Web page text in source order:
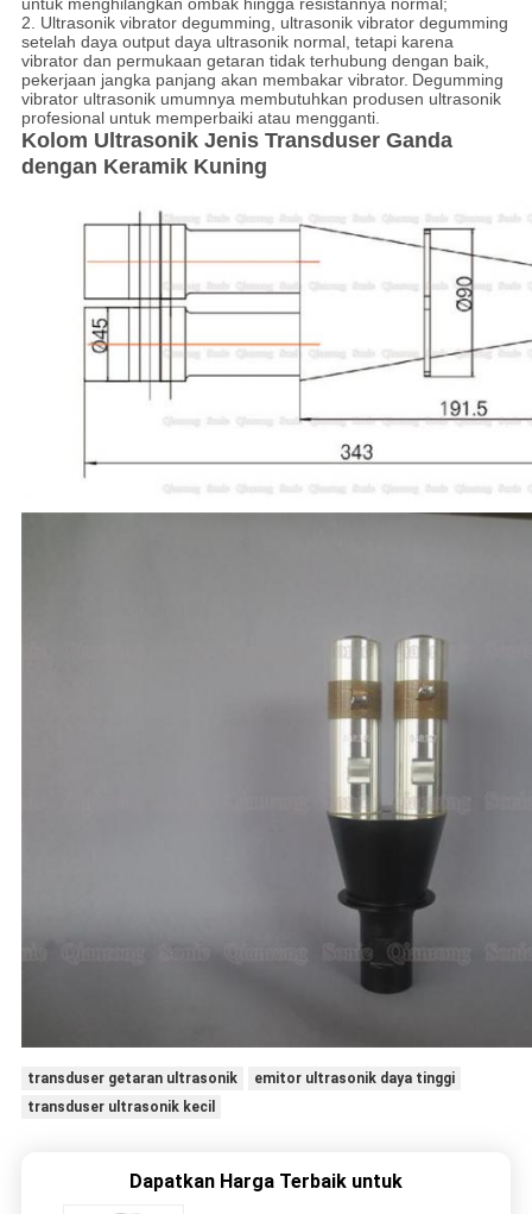
untuk menghilangkan ombak hingga resistannya normal;
2. Ultrasonik vibrator degumming, ultrasonik vibrator degumming
setelah daya output daya ultrasonik normal, tetapi karena
vibrator dan permukaan getaran tidak terhubung dengan baik,
pekerjaan jangka panjang akan membakar vibrator. Degumming
vibrator ultrasonik umumnya membutuhkan produsen ultrasonik
profesional untuk memperbaiki atau mengganti.
Kolom Ultrasonik Jenis Transduser Ganda
dengan Keramik Kuning
transduser getaran ultrasonik
emitor ultrasonik daya tinggi
transduser ultrasonik kecil
Dapatkan Harga Terbaik untuk